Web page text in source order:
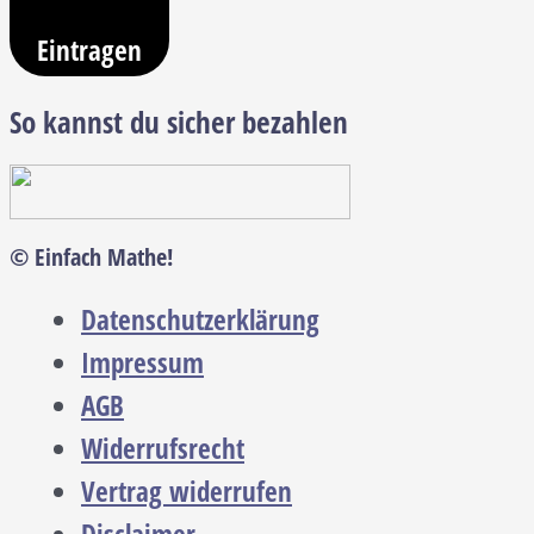
Eintragen
So kannst du sicher bezahlen
© Einfach Mathe!
Datenschutzerklärung
Impressum
AGB
Widerrufsrecht
Vertrag widerrufen